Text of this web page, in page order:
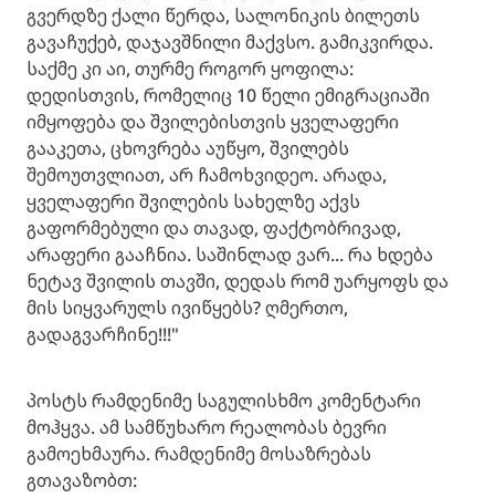
გვერდზე ქალი წერდა, სალონიკის ბილეთს
გავაჩუქებ, დაჯავშნილი მაქვსო. გამიკვირდა.
საქმე კი აი, თურმე როგორ ყოფილა:
დედისთვის, რომელიც 10 წელი ემიგრაციაში
იმყოფება და შვილებისთვის ყველაფერი
გააკეთა, ცხოვრება აუწყო, შვილებს
შემოუთვლიათ, არ ჩამოხვიდეო. არადა,
ყველაფერი შვილების სახელზე აქვს
გაფორმებული და თავად, ფაქტობრივად,
არაფერი გააჩნია. საშინლად ვარ... რა ხდება
ნეტავ შვილის თავში, დედას რომ უარყოფს და
მის სიყვარულს ივიწყებს? ღმერთო,
გადაგვარჩინე!!!"
პოსტს რამდენიმე საგულისხმო კომენტარი
მოჰყვა. ამ სამწუხარო რეალობას ბევრი
გამოეხმაურა. რამდენიმე მოსაზრებას
გთავაზობთ: